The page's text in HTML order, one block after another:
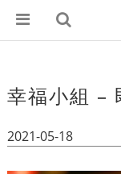
幸福小組 –
2021-05-18